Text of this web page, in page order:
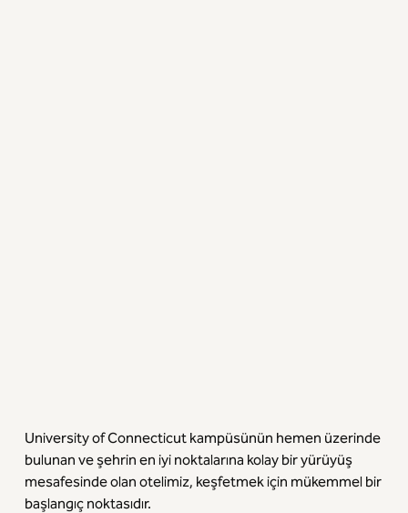
University of Connecticut kampüsünün hemen üzerinde
bulunan ve şehrin en iyi noktalarına kolay bir yürüyüş
mesafesinde olan otelimiz, keşfetmek için mükemmel bir
başlangıç noktasıdır.